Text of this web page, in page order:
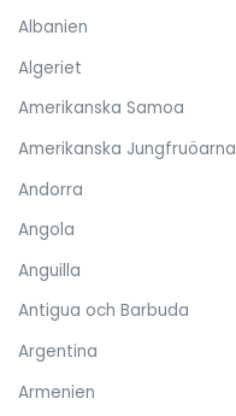
Albanien
Algeriet
Amerikanska Samoa
Amerikanska Jungfruöarna
Andorra
Angola
Anguilla
Antigua och Barbuda
Argentina
Armenien